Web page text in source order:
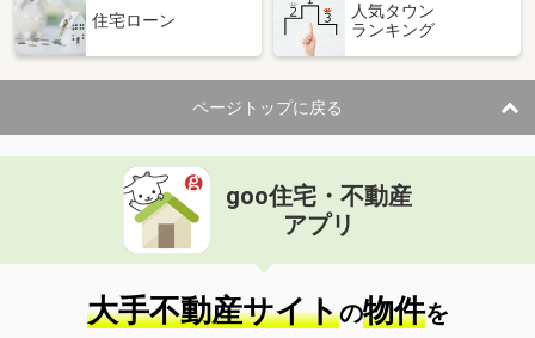
住宅ローン
人気タウン
ランキング
ページトップに戻る
goo住宅・不動産
アプリ
大手不動産サイトの物件を